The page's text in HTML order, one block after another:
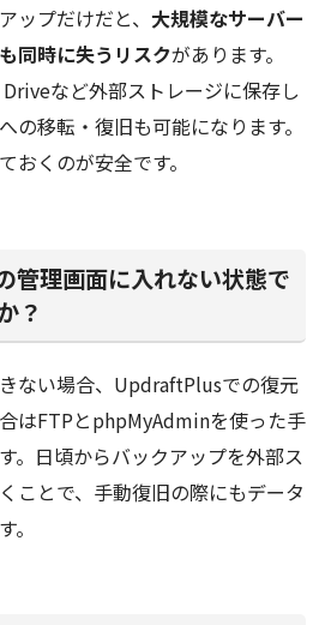
ップだけだと、 大規模なサーバー
同時に失うリスクがあります。
など外部ストレージに保存し
の移転・復旧も可能になります。
おくのが安全です。
理画面に入れない状態で
？
ない場合、UpdraftPlusでの復元
はFTPとphpMyAdminを使った手
。日頃からバックアップを外部ス
ことで、手動復旧の際にもデータ